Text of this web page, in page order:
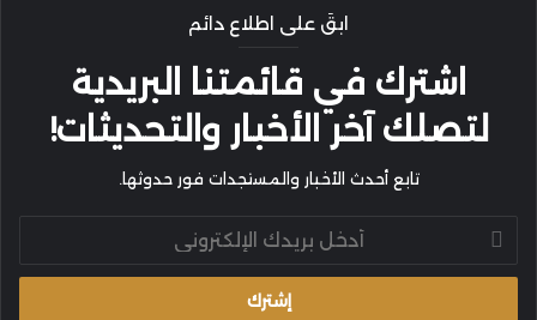
ابقَ على اطلاع دائم
اشترك في قائمتنا البريدية
لتصلك آخر الأخبار والتحديثات!
تابع أحدث الأخبار والمستجدات فور حدوثها.
بريدك
الإلكتروني